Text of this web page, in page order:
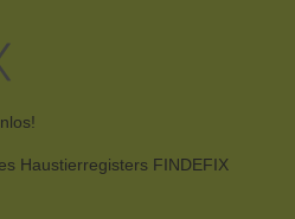
Haustierregisters FINDEFIX